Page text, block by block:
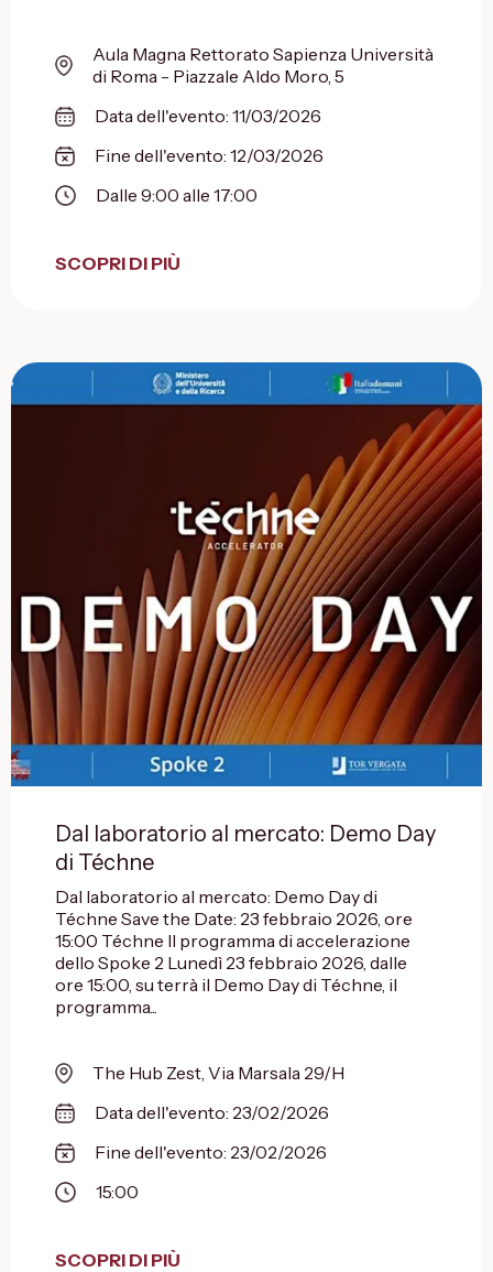
Aula Magna Rettorato Sapienza Università
di Roma - Piazzale Aldo Moro, 5
Data dell'evento: 11/03/2026
Fine dell'evento: 12/03/2026
Dalle 9:00 alle 17:00
SCOPRI DI PIÙ
Dal laboratorio al mercato: Demo Day
di Téchne
Dal laboratorio al mercato: Demo Day di
Téchne Save the Date: 23 febbraio 2026, ore
15:00 Téchne Il programma di accelerazione
dello Spoke 2 Lunedì 23 febbraio 2026, dalle
ore 15:00, su terrà il Demo Day di Téchne, il
programma...
The Hub Zest, Via Marsala 29/H
Data dell'evento: 23/02/2026
Fine dell'evento: 23/02/2026
15:00
SCOPRI DI PIÙ